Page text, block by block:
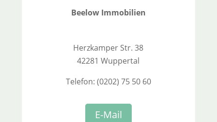
BeelowImmobilien
Herzkamper Str. 38
42281 Wuppertal
Telefon: (0202) 75 50 60
E-Mail